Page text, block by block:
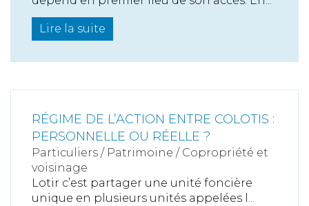
Lire la suite
RÉGIME DE L’ACTION ENTRE COLOTIS :
PERSONNELLE OU RÉELLE ?
Particuliers / Patrimoine / Copropriété et
voisinage
Lotir c’est partager une unité foncière
unique en plusieurs unités appelées l...